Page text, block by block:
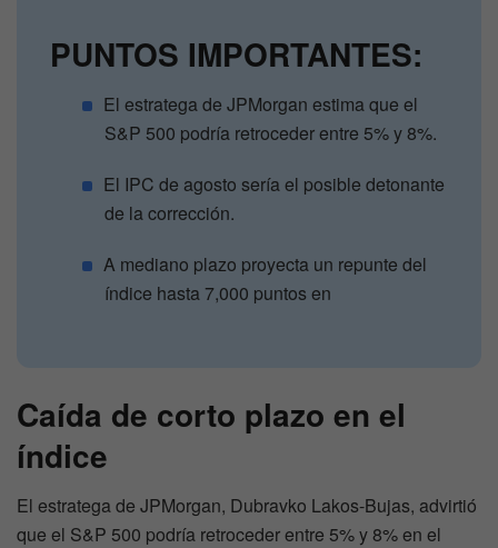
PUNTOS IMPORTANTES:
El estratega de JPMorgan estima que el
S&P 500 podría retroceder entre 5% y 8%.
El IPC de agosto sería el posible detonante
de la corrección.
A mediano plazo proyecta un repunte del
índice hasta 7,000 puntos en
Caída de corto plazo en el
índice
El estratega de JPMorgan, Dubravko Lakos-Bujas, advirtió
que el S&P 500 podría retroceder entre 5% y 8% en el